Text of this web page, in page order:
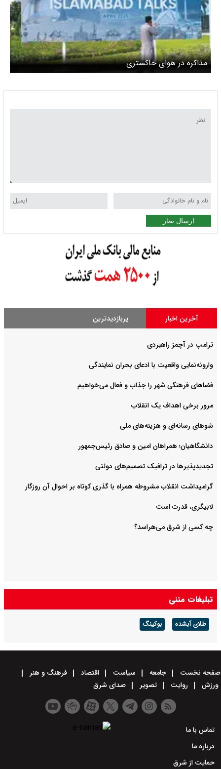
مذاکره در هوای خاکستری
ارسال نظر
آخرین اخبار پربازدیدترین
ترامپ در آچمز راهبردی
وارونه‌نمایی واقعیت با ادعای بحران نمایندگی
فضا‌های فرهنگی شهر را جذاب و فعال می‌‌خواهیم
مرور برخی اهداف یک انقلاب
شوهای رسانه‌ای و هزینه‌های ملی
دانشگاهیان؛ همراهان امین و صادق رئیس‌جمهور
تجدیدپذیرها در ترافیک تصمیم‌های دولتی
گرامیداشت انقلاب مشروطه همراه با گذری کوتاه بر احوال آن روزگار
لابیگری، قدرت است
چه کسی از شرق می‌هراسد؟
تبلیغات متنی
طلای آبشده بوکینگ
صفحه نخست جامعه سیاست اقتصاد
فرهنگ و هنر
ورزش
روایت تصویر صدای شرق
تماس با ما
درباره ما
حمایت از شرق